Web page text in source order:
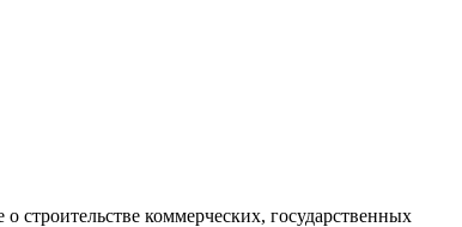
коммерческих, государственных